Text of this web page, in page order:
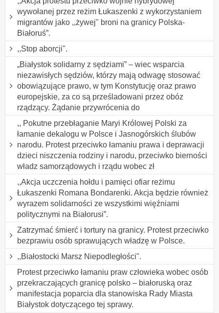
wywołanej przez reżim Łukaszenki z wykorzystaniem
migrantów jako ,,żywej" broni na granicy Polska-
Białoruś”.
,,Stop aborcji".
„Białystok solidarny z sędziami” – wiec wsparcia
niezawisłych sędziów, którzy mają odwagę stosować
obowiązujące prawo, w tym Konstytucję oraz prawo
europejskie, za co są prześladowani przez obóz
rządzący. Żądanie przywrócenia do
,, Pokutne przebłaganie Maryi Królowej Polski za
łamanie dekalogu w Polsce i Jasnogórskich ślubów
narodu. Protest przeciwko łamaniu prawa i deprawacji
dzieci niszczenia rodziny i narodu, przeciwko bierności
władz samorządowych i rządu wobec zł
,,Akcja uczczenia hołdu i pamięci ofiar reżimu
Łukaszenki Romana Bondarenki. Akcja będzie również
wyrazem solidarności ze wszystkimi więźniami
politycznymi na Białorusi”.
Zatrzymać śmierć i tortury na granicy. Protest przeciwko
bezprawiu osób sprawujących władzę w Polsce.
,,Białostocki Marsz Niepodległości".
Protest przeciwko łamaniu praw człowieka wobec osób
przekraczających granicę polsko – białoruską oraz
manifestacja poparcia dla stanowiska Rady Miasta
Białystok dotyczącego tej sprawy.